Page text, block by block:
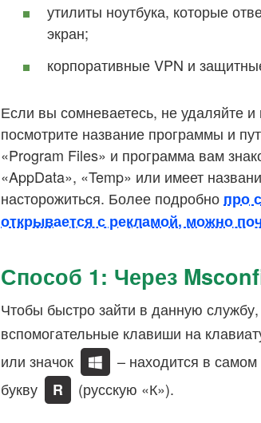
утилиты ноутбука, которые
экран;
корпоративные VPN и
Если вы сомневаетесь, не удаляйте
посмотрите название программы и
«Program Files» и программа вам
«AppData», «Temp» или имеет
насторожиться. Более подробно про
открывается с рекламой, можно
Способ 1: Через
Чтобы быстро зайти в данную
вспомогательные клавиши на
или значок
– находится в
букву
R (русскую «К»).